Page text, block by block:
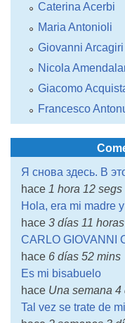
Caterina Acerbi
Maria Antonioli
Giovanni Arcagiri
Nicola
Giacomo
Francesco
Я снова здесь. В
hace 1 hora 12 segs
Hola, era mi madre
hace 3 días 11 horas
CARLO GIOVANNI
hace 6 días 52 mins
Es mi bisabuelo
hace Una semana 4
Tal vez se trate de